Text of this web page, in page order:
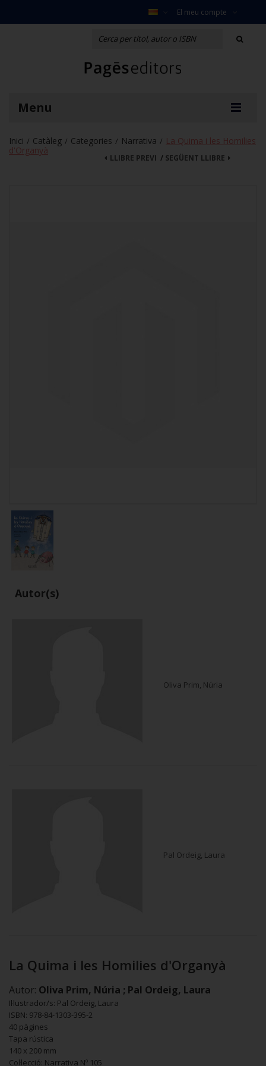
El meu compte
Menu
Inici / Catàleg / Categories / Narrativa / La Quima i les Homilies
d'Organyà
SEGÜENT LLIBRE
LLIBRE PREVI /
Autor(s)
Oliva Prim, Núria
Pal Ordeig, Laura
La Quima i les Homilies d'Organyà
Autor: Oliva Prim, Núria ; Pal Ordeig, Laura
Il·lustrador/s: Pal Ordeig, Laura
ISBN: 978-84-1303-395-2
40 pàgines
Tapa rústica
140 x 200 mm
Col·lecció: Narrativa Nº 105